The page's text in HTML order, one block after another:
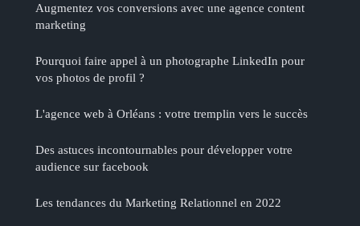
Augmentez vos conversions avec une agence content
marketing
Pourquoi faire appel à un photographe LinkedIn pour
vos photos de profil ?
L'agence web à Orléans : votre tremplin vers le succès
Des astuces incontournables pour développer votre
audience sur facebook
Les tendances du Marketing Relationnel en 2022